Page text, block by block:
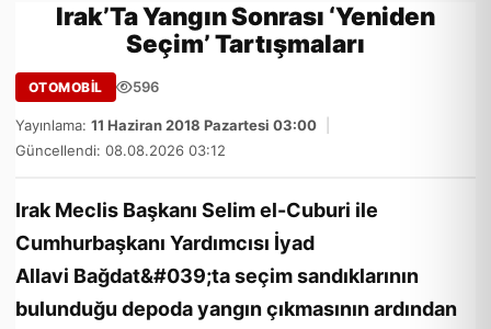
Irak’Ta Yangın Sonrası ‘Yeniden
Seçim’ Tartışmaları
OTOMOBİL 596
Yayınlama: 11 Haziran 2018 Pazartesi 03:00
Güncellendi: 08.08.2026 03:12
Irak Meclis Başkanı Selim el-Cuburi ile
Cumhurbaşkanı Yardımcısı İyad
Allavi Bağdat&#039;ta seçim sandıklarının
bulunduğu depoda yangın çıkmasının ardından